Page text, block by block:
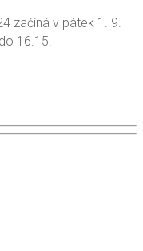
začíná v pátek 1. 9.
16.15.